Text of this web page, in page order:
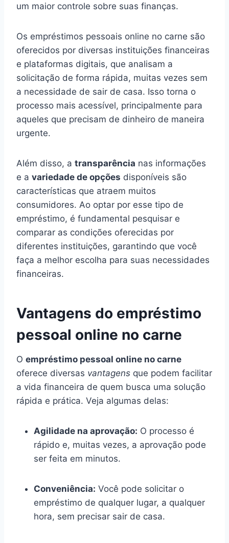
um maior controle sobre suas finanças.
Os empréstimos pessoais online no carne são
oferecidos por diversas instituições financeiras
e plataformas digitais, que analisam a
solicitação de forma rápida, muitas vezes sem
a necessidade de sair de casa. Isso torna o
processo mais acessível, principalmente para
aqueles que precisam de dinheiro de maneira
urgente.
Além disso, a transparência nas informações
e a variedade de opções disponíveis são
características que atraem muitos
consumidores. Ao optar por esse tipo de
empréstimo, é fundamental pesquisar e
comparar as condições oferecidas por
diferentes instituições, garantindo que você
faça a melhor escolha para suas necessidades
financeiras.
Vantagens do empréstimo
pessoal online no carne
O empréstimo pessoal online no carne
oferece diversas vantagens que podem facilitar
a vida financeira de quem busca uma solução
rápida e prática. Veja algumas delas:
Agilidade na aprovação: O processo é
rápido e, muitas vezes, a aprovação pode
ser feita em minutos.
Conveniência: Você pode solicitar o
empréstimo de qualquer lugar, a qualquer
hora, sem precisar sair de casa.